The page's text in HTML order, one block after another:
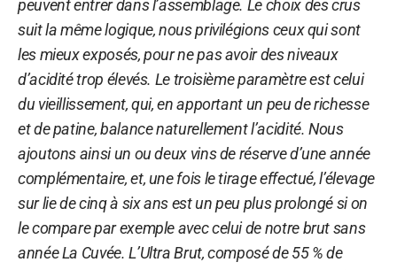
peuvent entrer dans l’assemblage. Le choix des crus
suit la même logique, nous privilégions ceux qui sont
les mieux exposés, pour ne pas avoir des niveaux
d’acidité trop élevés. Le troisième paramètre est celui
du vieillissement, qui, en apportant un peu de richesse
et de patine, balance naturellement l’acidité. Nous
ajoutons ainsi un ou deux vins de réserve d’une année
complémentaire, et, une fois le tirage effectué, l’élevage
sur lie de cinq à six ans est un peu plus prolongé si on
le compare par exemple avec celui de notre brut sans
année La Cuvée. L’Ultra Brut, composé de 55 % de